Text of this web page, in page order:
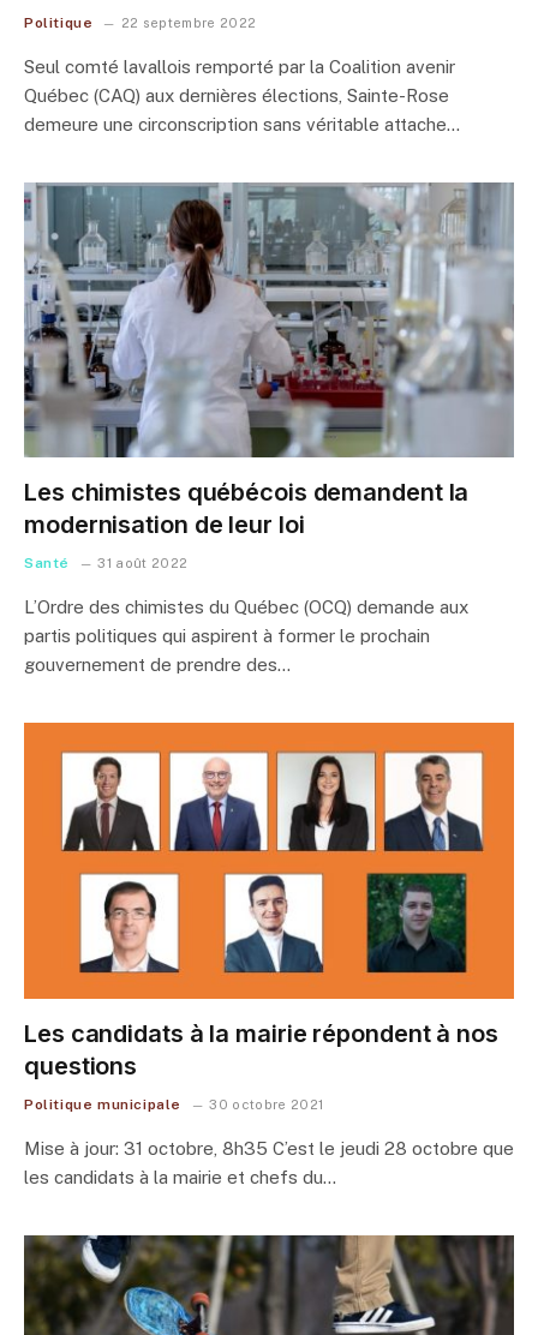
Politique 22 septembre 2022
Seul comté lavallois remporté par la Coalition avenir
Québec (CAQ) aux dernières élections, Sainte-Rose
demeure une circonscription sans véritable attache…
Les chimistes québécois demandent la
modernisation de leur loi
Santé 31 août 2022
L’Ordre des chimistes du Québec (OCQ) demande aux
partis politiques qui aspirent à former le prochain
gouvernement de prendre des…
Les candidats à la mairie répondent à nos
questions
Politique municipale 30 octobre 2021
Mise à jour: 31 octobre, 8h35 C’est le jeudi 28 octobre que
les candidats à la mairie et chefs du…